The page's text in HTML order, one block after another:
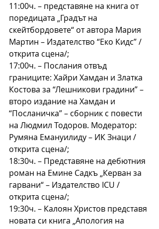
11:00ч. – представяне на книга от
поредицата „Градът на
скейтбордовете“ от автора Мария
Мартин – Издателство “Еко Кидс” /
открита сцена/;
17:00ч. – Послания отвъд
границите: Хайри Хамдан и Златка
Костова за “Лешникови градини” –
второ издание на Хамдан и
“Посланичка” – сборник с повести
на Людмил Тодоров. Модератор:
Румяна Емануилиду – ИК Знаци /
открита сцена/;
18:30ч. – Представяне на дебютния
роман на Емине Садкъ „Керван за
гарвани“ – Издателство ICU /
открита сцена/;
19:30ч. – Калоян Христов представя
новата си книга „Апология на